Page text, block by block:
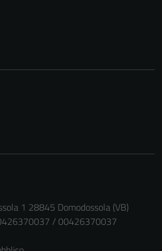
1 28845 Domodossola (VB)
/ 00426370037
Questi cookie